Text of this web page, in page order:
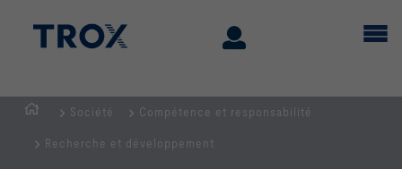
d'accueil
Société Compétence et responsabilité
Recherche et développement